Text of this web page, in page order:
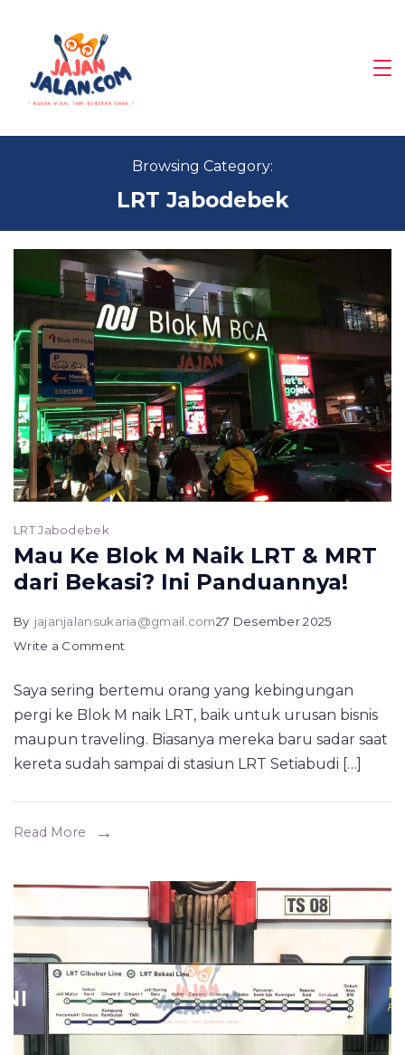
content
Browsing Category:
LRT Jabodebek
LRT Jabodebek
Mau Ke Blok M Naik LRT & MRT
dari Bekasi? Ini Panduannya!
By jajanjalansukaria@gmail.com27 Desember 2025
Write a Comment
Ke
Blok
M
Naik
Bekasi?
Ini
Panduannya!
Saya sering bertemu orang yang kebingungan
pergi ke Blok M naik LRT, baik untuk urusan bisnis
maupun traveling. Biasanya mereka baru sadar saat
kereta sudah sampai di stasiun LRT Setiabudi […]
Read More